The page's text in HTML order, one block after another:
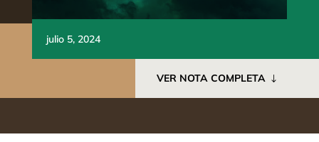
julio 5, 2024
VER NOTA COMPLETA